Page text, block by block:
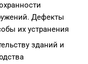
Дефекты
их устранения
зданий и